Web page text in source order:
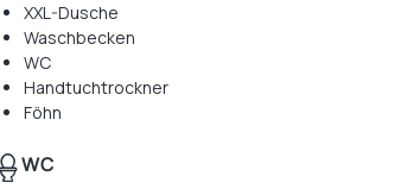
XXL-Dusche
Waschbecken
WC
Handtuchtrockner
Föhn
WC